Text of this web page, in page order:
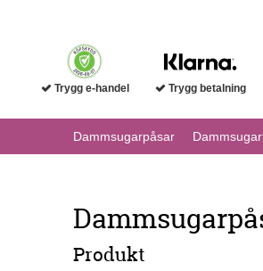
Trygg e-handel Trygg betalning
Dammsugarpåsar
Produkt